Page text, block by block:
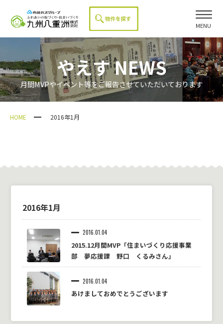
MENU
やえす NEWS
月間MVPやイベント等をご報告させていただいております
HOME 2016年1月
2016年1月
2016.01.04
2015.12月間MVP「住まいづくり応援事業
部 夢応援課 野口 くるみさん」
2016.01.04
あけましておめでとうございます